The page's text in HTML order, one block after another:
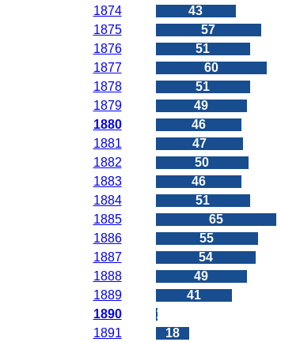
1874
43
1875
57
1876
51
1877
60
1878
51
1879
49
1880
46
1881
47
1882
50
1883
46
1884
51
1885
65
1886
55
1887
54
1888
49
1889
41
1890
1
1891
18